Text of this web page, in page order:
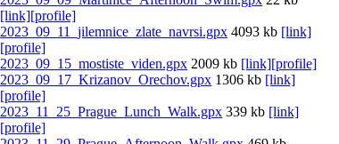
[link][profile]
2023_09_11_jilemnice_zlate_navrsi.gpx 4093 kb [link]
[profile]
2023_09_15_mostiste_viden.gpx 2009 kb [link][profile]
2023_09_17_Krizanov_Orechov.gpx 1306 kb [link]
[profile]
2023_11_25_Prague_Lunch_Walk.gpx 339 kb [link]
[profile]